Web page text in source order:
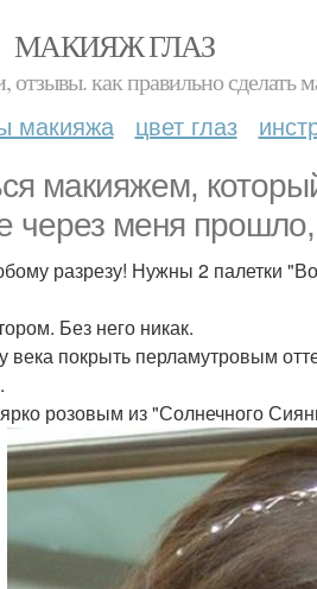
МАКИЯЖ ГЛАЗ
как правильно сделать
макияжа цвет глаз
макияжем,
через меня
разрезу! Нужны 2 палетки
Без него никак.
века покрыть перламутровым
розовым из "Солнечного